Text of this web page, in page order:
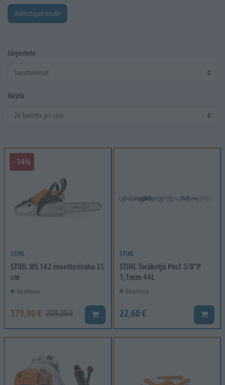
Valmistajan sivulle
Järjestele
Näytä
- 14%
STIHL
STIHL MS 162 moottorisaha 35
cm
Varastossa
179,00 € 209,00 € Lisää koriin
STIHL
STIHL Teräketju Pm3 3/8"P
1,1mm 44L
Varastossa
22,60 € Lisää